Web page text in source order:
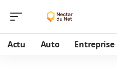
Actu Auto Entreprise